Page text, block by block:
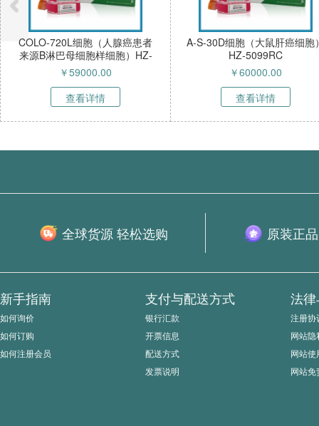
细胞（人腺癌患者
细胞样细胞）HZ-
查看详情
A-S-30D细胞（大鼠肝癌细胞）
HZ-5099RC
￥
查看详情
2M6
全球货源 轻松选购 原装正
新手指南
如何询价
如何订购
如何注册会员
支付与配送方式
银行汇款
开票信息
配送方式
发票说明
法
注册协
网站隐
网站使
网站免